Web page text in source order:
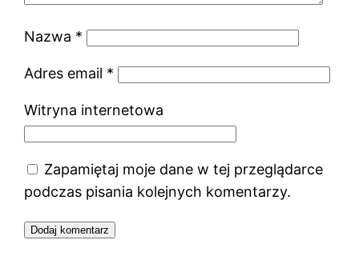
Nazwa *
Adres email *
Witryna internetowa
Zapamiętaj moje dane w tej przeglądarce
podczas pisania kolejnych komentarzy.